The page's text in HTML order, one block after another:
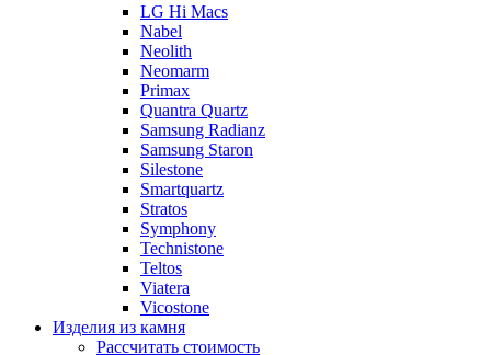
LG Hi Macs
Nabel
Neolith
Neomarm
Primax
Quantra Quartz
Samsung Radianz
Samsung Staron
Silestone
Smartquartz
Stratos
Symphony
Technistone
Teltos
Viatera
Vicostone
Изделия из камня
Рассчитать стоимость